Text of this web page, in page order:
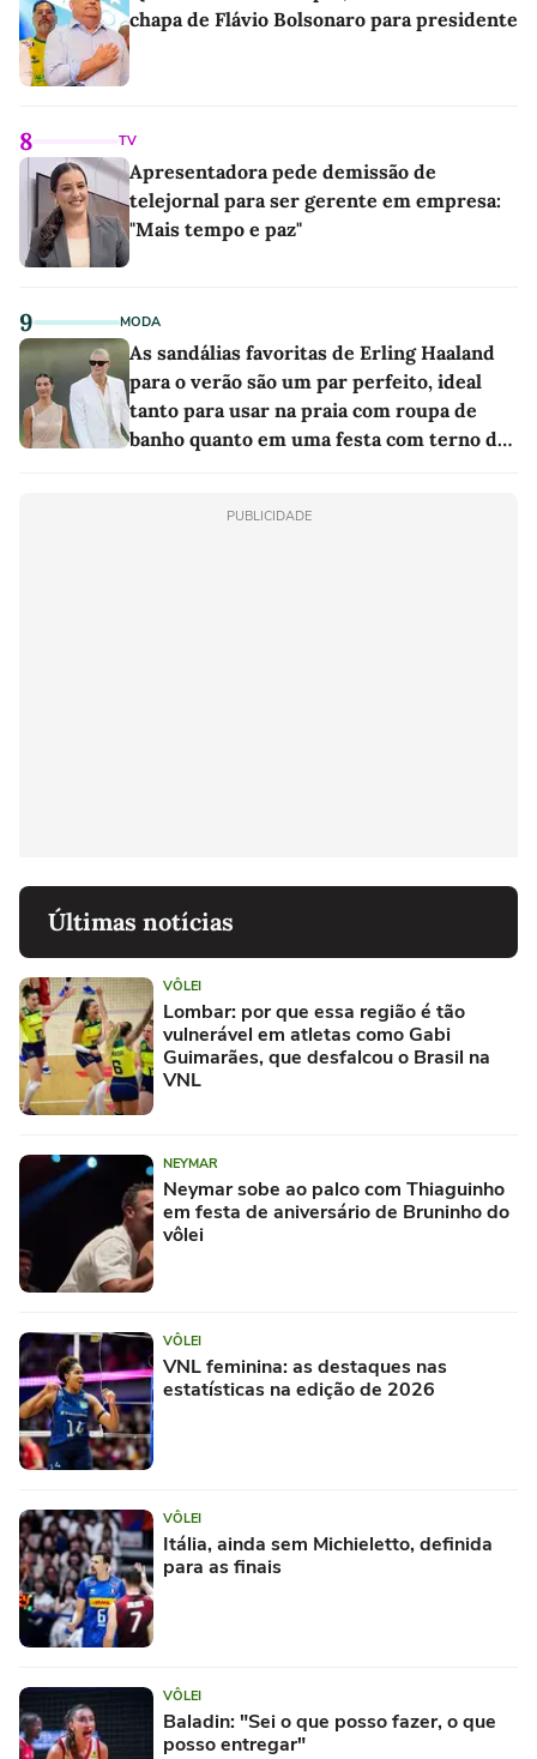
chapa de Flávio Bolsonaro para presidente
8 TV
Apresentadora pede demissão de
telejornal para ser gerente em empresa:
"Mais tempo e paz"
9 MODA
As sandálias favoritas de Erling Haaland
para o verão são um par perfeito, ideal
tanto para usar na praia com roupa de
banho quanto em uma festa com terno de
PUBLICIDADE
Últimas notícias
VÔLEI
Lombar: por que essa região é tão
vulnerável em atletas como Gabi
Guimarães, que desfalcou o Brasil na
VNL
NEYMAR
Neymar sobe ao palco com Thiaguinho
em festa de aniversário de Bruninho do
vôlei
VÔLEI
VNL feminina: as destaques nas
estatísticas na edição de 2026
VÔLEI
Itália, ainda sem Michieletto, definida
para as finais
VÔLEI
Baladin: "Sei o que posso fazer, o que
posso entregar"